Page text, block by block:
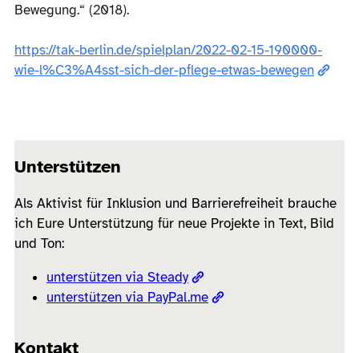
Bewegung.“ (2018).
https://tak-berlin.de/spielplan/2022-02-15-190000-
wie-l%C3%A4sst-sich-der-pflege-etwas-bewegen
Unterstützen
Als Aktivist für Inklusion und Barrierefreiheit brauche
ich Eure Unterstützung für neue Projekte in Text, Bild
und Ton:
unterstützen via Steady
unterstützen via PayPal.me
Kontakt